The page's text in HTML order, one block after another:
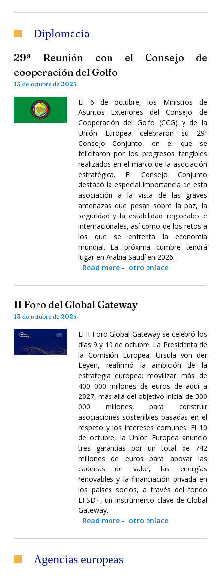
Diplomacia
29ª Reunión con el Consejo de
cooperación del Golfo
13 de octubre de 2025
El 6 de octubre, los Ministros de
Asuntos Exteriores del Consejo de
Cooperación del Golfo (CCG) y de la
Unión Europea celebraron su 29º
Consejo Conjunto, en el que se
felicitaron por los progresos tangibles
realizados en el marco de la asociación
estratégica. El Consejo Conjunto
destacó la especial importancia de esta
asociación a la vista de las graves
amenazas que pesan sobre la paz, la
seguridad y la estabilidad regionales e
internacionales, así como de los retos a
los que se enfrenta la economía
mundial. La próxima cumbre tendrá
lugar en Arabia Saudí en 2026.
Read more- otro enlace
II Foro del Global Gateway
13 de octubre de 2025
El II Foro Global Gateway se celebró los
días 9 y 10 de octubre. La Presidenta de
la Comisión Europea, Ursula von der
Leyen, reafirmó la ambición de la
estrategia europea: movilizar más de
400 000 millones de euros de aquí a
2027, más allá del objetivo inicial de 300
000 millones, para construir
asociaciones sostenibles basadas en el
respeto y los intereses comunes. El 10
de octubre, la Unión Europea anunció
tres garantías por un total de 742
millones de euros para apoyar las
cadenas de valor, las energías
renovables y la financiación privada en
los países socios, a través del fondo
EFSD+, un instrumento clave de Global
Gateway.
Read more- otro enlace
Agencias europeas